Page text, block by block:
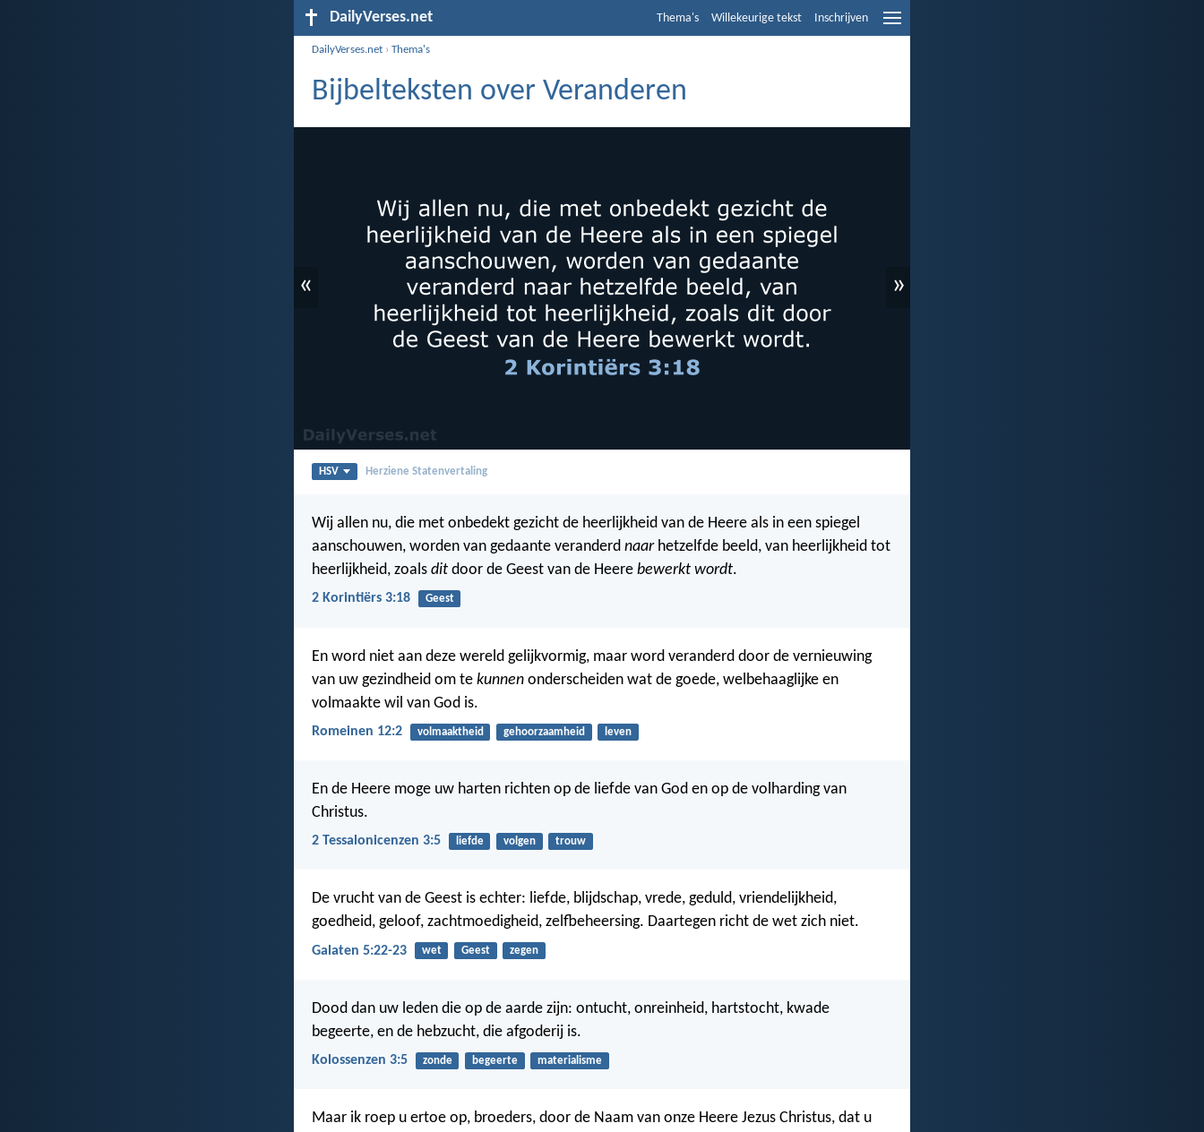
DailyVerses.net Thema's Willekeurige tekst Inschrijven
DailyVerses.net ›Thema's
Bijbelteksten over Veranderen
« »
HSV Herziene Statenvertaling
Wij allen nu, die met onbedekt gezicht de heerlijkheid van de Heere als in een spiegel
aanschouwen, worden van gedaante veranderd naarhetzelfde beeld, van heerlijkheid tot
heerlijkheid, zoals dit door de Geest van de Heere bewerkt wordt.
2 Korintiërs 3:18 Geest
En word niet aan deze wereld gelijkvormig, maar word veranderd door de vernieuwing
van uw gezindheid om te kunnen onderscheiden wat de goede, welbehaaglijke en
volmaakte wil van God is.
Romeinen 12:2 volmaaktheid gehoorzaamheid leven
En de Heere moge uw harten richten op de liefde van God en op de volharding van
Christus.
2 Tessalonicenzen 3:5 liefde volgen trouw
De vrucht van de Geest is echter: liefde, blijdschap, vrede, geduld, vriendelijkheid,
goedheid, geloof, zachtmoedigheid, zelfbeheersing. Daartegen richt de wet zich niet.
Galaten 5:22-23 wet Geest zegen
Dood dan uw leden die op de aarde zijn: ontucht, onreinheid, hartstocht, kwade
begeerte, en de hebzucht, die afgoderij is.
Kolossenzen 3:5 zonde begeerte materialisme
Maar ik roep u ertoe op, broeders, door de Naam van onze Heere Jezus Christus, dat u